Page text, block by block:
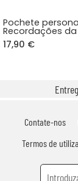
Pochete
Recordações
17,90 €
Contate-nos
Termos de